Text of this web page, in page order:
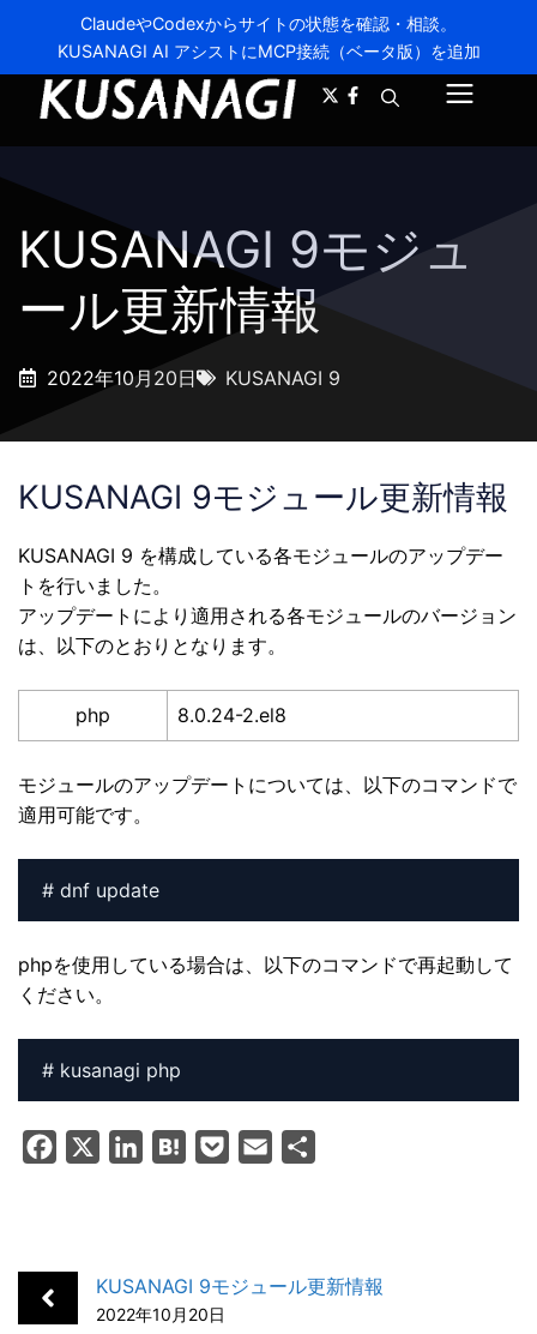
ClaudeやCodexからサイトの状態を確認・相談。
KUSANAGI AI アシストにMCP接続（ベータ版）を追加
ニ
KUSANAGI 9モジュ
ール更新情報
2022年10月20日 KUSANAGI 9
KUSANAGI 9モジュール更新情報
KUSANAGI 9 を構成している各モジュールのアップデー
トを行いました。
アップデートにより適用される各モジュールのバージョン
は、以下のとおりとなります。
php 8.0.24-2.el8
モジュールのアップデートについては、以下のコマンドで
適用可能です。
# dnf update
phpを使用している場合は、以下のコマンドで再起動して
ください。
# kusanagi php
e
d
n
a
e
l
KUSANAGI 9モジュール更新情報
2022年10月20日
A- A+